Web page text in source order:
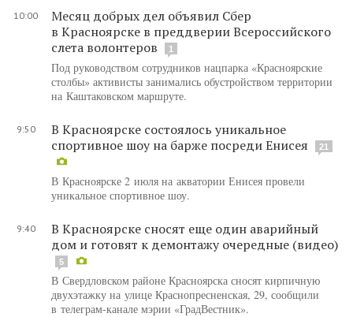
10:00
Месяц добрых дел объявил Сбер
в Красноярске в преддверии Всероссийского
слета волонтеров
1
Под руководством сотрудников нацпарка «Красноярские
столбы» активисты занимались обустройством территории
на Каштаковском маршруте.
9:50
В Красноярске состоялось уникальное
спортивное шоу на барже посреди Енисея
21
В Красноярске 2 июля на акватории Енисея провели
уникальное спортивное шоу.
9:40
В Красноярске сносят еще один аварийный
дом и готовят к демонтажу очередные (видео)
5
В Свердловском районе Красноярска сносят кирпичную
двухэтажку на улице Краснопресненская, 29, сообщили
в телеграм-канале мэрии «ГрадВестник».